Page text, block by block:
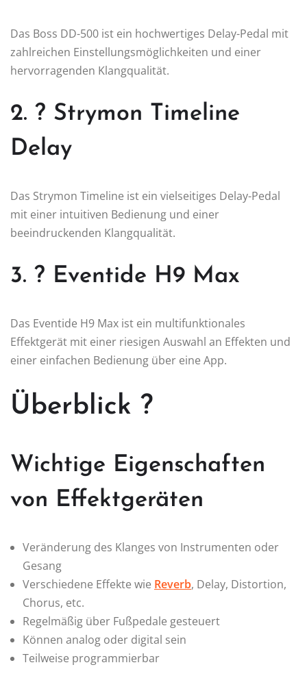
Das Boss DD-500 ist ein hochwertiges Delay-Pedal mit
zahlreichen Einstellungsmöglichkeiten und einer
hervorragenden Klangqualität.
2. ? Strymon Timeline
Delay
Das Strymon Timeline ist ein vielseitiges Delay-Pedal
mit einer intuitiven Bedienung und einer
beeindruckenden Klangqualität.
3. ? Eventide H9 Max
Das Eventide H9 Max ist ein multifunktionales
Effektgerät mit einer riesigen Auswahl an Effekten und
einer einfachen Bedienung über eine App.
Überblick ?️
Wichtige Eigenschaften
von Effektgeräten
Veränderung des Klanges von Instrumenten oder
Gesang
Verschiedene Effekte wie Reverb, Delay, Distortion,
Chorus, etc.
Regelmäßig über Fußpedale gesteuert
Können analog oder digital sein
Teilweise programmierbar